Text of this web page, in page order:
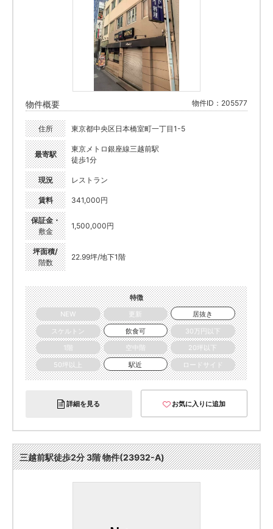
物件概要 物件ID：205577
住所 東京都中央区日本橋室町一丁目1-5
最寄駅
東京メトロ銀座線三越前駅
徒歩1分
現況 レストラン
賃料 341,000円
保証金・
敷金
1,500,000円
坪面積/
階数
22.99坪/地下1階
特徴
NEW
更新
居抜き
スケルトン
飲食可
30万円以下
1階
空中階
20坪以下
50坪以上
駅近 ロードサイド
詳細を見る お気に入りに追加
三越前駅徒歩2分 3階 物件(23932-A)